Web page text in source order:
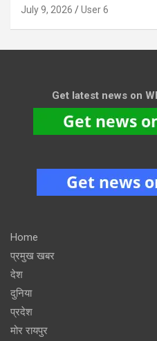
July 9, 2026 User 6
Get latest news on
Home
प्रमुख खबर
देश
दुनिया
प्रदेश
मोर रायपुर